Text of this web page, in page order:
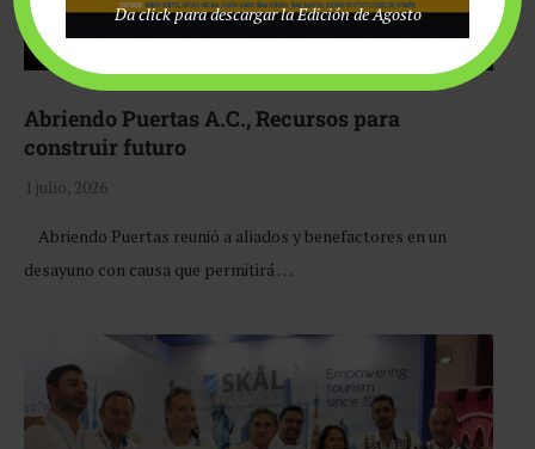
Abriendo Puertas A.C., Recursos para
construir futuro
1 julio, 2026
Abriendo Puertas reunió a aliados y benefactores en un
desayuno con causa que permitirá …
Da click para descargar la Edición de Agosto